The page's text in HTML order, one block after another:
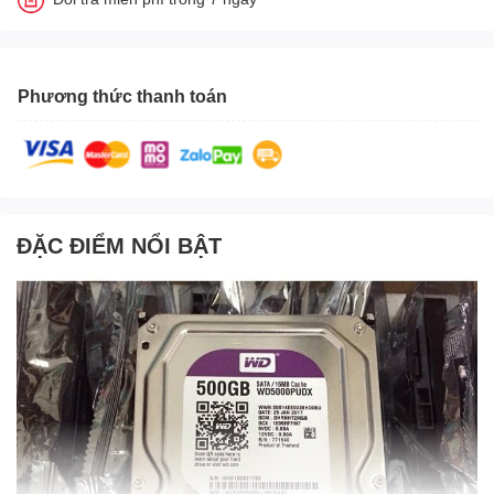
Phương thức thanh toán
ĐẶC ĐIỂM NỔI BẬT